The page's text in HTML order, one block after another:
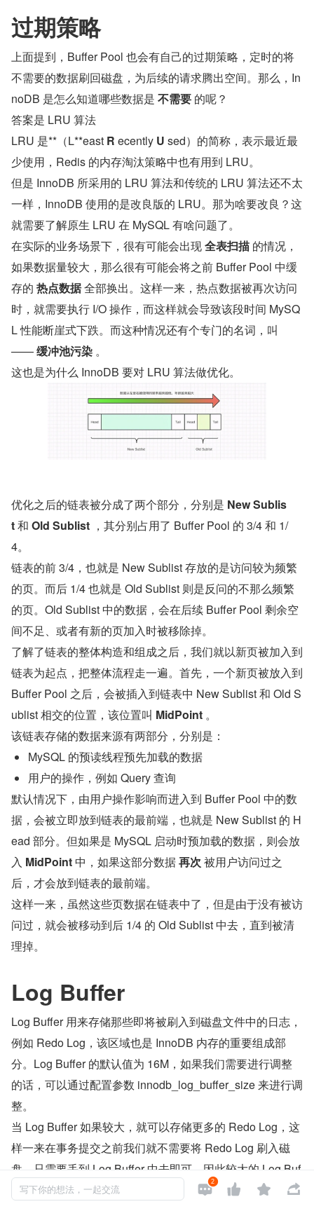
过期策略
上面提到，Buffer Pool 也会有自己的过期策略，定时的将
不需要的数据刷回磁盘，为后续的请求腾出空间。那么，In
noDB 是怎么知道哪些数据是 不需要 的呢？
答案是 LRU 算法
LRU 是**（L**east R ecently U sed）的简称，表示最近最
少使用，Redis 的内存淘汰策略中也有用到 LRU。
但是 InnoDB 所采用的 LRU 算法和传统的 LRU 算法还不太
一样，InnoDB 使用的是改良版的 LRU。那为啥要改良？这
就需要了解原生 LRU 在 MySQL 有啥问题了。
在实际的业务场景下，很有可能会出现 全表扫描 的情况，
如果数据量较大，那么很有可能会将之前 Buffer Pool 中缓
存的 热点数据 全部换出。这样一来，热点数据被再次访问
时，就需要执行 I/O 操作，而这样就会导致该段时间 MySQ
L 性能断崖式下跌。而这种情况还有个专门的名词，叫
—— 缓冲池污染 。
这也是为什么 InnoDB 要对 LRU 算法做优化。
优化之后的链表被分成了两个部分，分别是 New Sublis
t 和 Old Sublist ，其分别占用了 Buffer Pool 的 3/4 和 1/
4。
链表的前 3/4，也就是 New Sublist 存放的是访问较为频繁
的页。而后 1/4 也就是 Old Sublist 则是反问的不那么频繁
的页。Old Sublist 中的数据，会在后续 Buffer Pool 剩余空
间不足、或者有新的页加入时被移除掉。
了解了链表的整体构造和组成之后，我们就以新页被加入到
链表为起点，把整体流程走一遍。首先，一个新页被放入到
Buffer Pool 之后，会被插入到链表中 New Sublist 和 Old S
ublist 相交的位置，该位置叫 MidPoint 。
该链表存储的数据来源有两部分，分别是：
MySQL 的预读线程预先加载的数据
用户的操作，例如 Query 查询
默认情况下，由用户操作影响而进入到 Buffer Pool 中的数
据，会被立即放到链表的最前端，也就是 New Sublist 的 H
ead 部分。但如果是 MySQL 启动时预加载的数据，则会放
入 MidPoint 中，如果这部分数据 再次 被用户访问过之
后，才会放到链表的最前端。
这样一来，虽然这些页数据在链表中了，但是由于没有被访
问过，就会被移动到后 1/4 的 Old Sublist 中去，直到被清
理掉。
Log Buffer
Log Buffer 用来存储那些即将被刷入到磁盘文件中的日志，
例如 Redo Log，该区域也是 InnoDB 内存的重要组成部
分。Log Buffer 的默认值为 16M，如果我们需要进行调整
的话，可以通过配置参数 innodb_log_buffer_size 来进行调
整。
当 Log Buffer 如果较大，就可以存储更多的 Redo Log，这
样一来在事务提交之前我们就不需要将 Redo Log 刷入磁
盘，只需要丢到 Log Buffer 中去即可。因此较大的 Log Buf
fer 就可以更好的支持较大的事务运行；同理，如果有事务
写下你的想法，一起交流 2   